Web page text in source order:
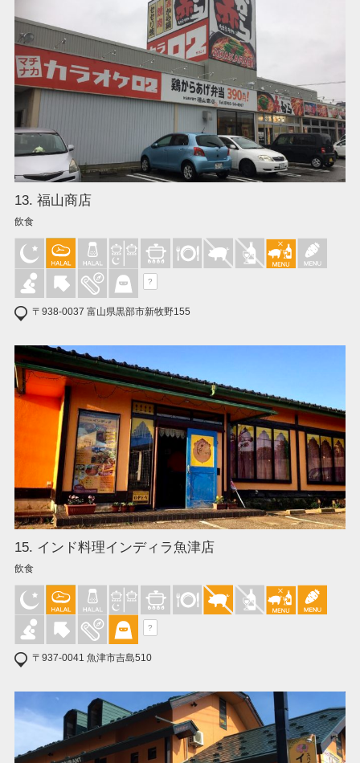
13. 福山商店
飲食
?
〒938-0037 富山県黒部市新牧野155
15. インド料理インディラ魚津店
飲食
?
〒937-0041 魚津市吉島510